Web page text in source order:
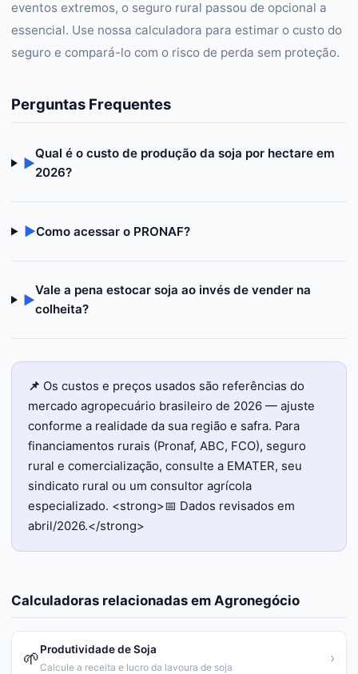
eventos extremos, o seguro rural passou de opcional a
essencial. Use nossa calculadora para estimar o custo do
seguro e compará-lo com o risco de perda sem proteção.
Perguntas Frequentes
▶
Qual é o custo de produção da soja por hectare em
2026?
▶Como acessar o PRONAF?
▶
Vale a pena estocar soja ao invés de vender na
colheita?
📌 Os custos e preços usados são referências do
mercado agropecuário brasileiro de 2026 — ajuste
conforme a realidade da sua região e safra. Para
financiamentos rurais (Pronaf, ABC, FCO), seguro
rural e comercialização, consulte a EMATER, seu
sindicato rural ou um consultor agrícola
especializado. <strong>📅 Dados revisados em
abril/2026.</strong>
Calculadoras relacionadas em Agronegócio
🌱Produtividade de Soja
Calcule a receita e lucro da lavoura de soja
›